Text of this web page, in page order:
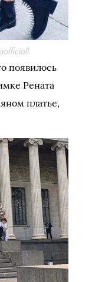
появилось
Рената
платье,